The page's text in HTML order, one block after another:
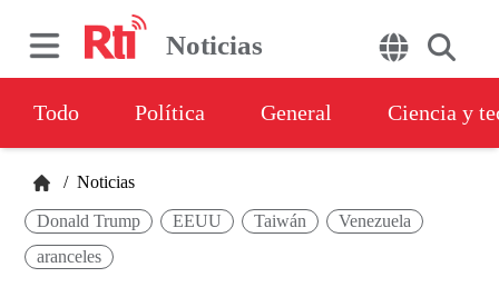
Noticias
Todo Política General Ciencia y
/ Noticias
Donald Trump EEUU Taiwán
Venezuela
aranceles